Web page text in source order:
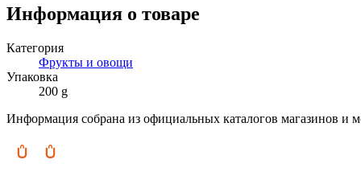
Информация о товаре
Категория
Фрукты и овощи
Упаковка
200 g
Информация собрана из официальных каталогов магазинов и